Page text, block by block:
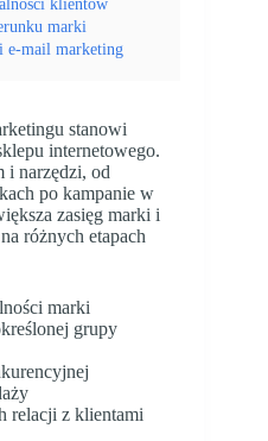
klientów
marki
e-mail marketing
stanowi
internetowego.
i narzędzi, od
po kampanie w
zasięg marki i
różnych etapach
marki
grupy
relacji z klientami